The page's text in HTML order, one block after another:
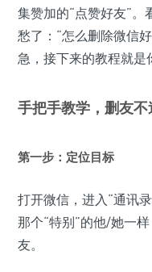
集赞加的“点赞好友”
愁了：“怎么删除微信
急，接下来的教程就是
手把手教学，删友不
第一步：定位目标
打开微信，进入“通讯
那个“特别”的他/她一
友。